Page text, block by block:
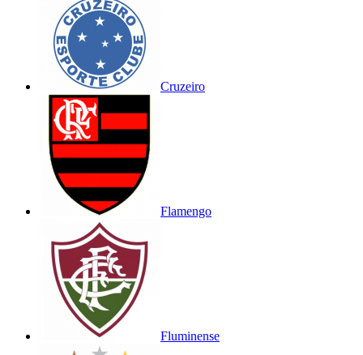
Cruzeiro
Flamengo
Fluminense